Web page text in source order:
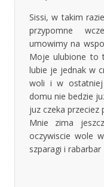
Sissi, w takim
przypomne
umowimy na
Moje ulubione to
lubie je jednak w
woli i w
domu nie bedzie
juz czeka
Mnie zima
oczywiscie wole
szparagi i